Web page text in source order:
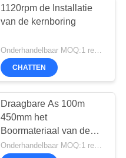
1120rpm de Installatie
van de kernboring
CHATTEN
Draagbare As 100m
450mm het
Boormateriaal van de
Slagkern
Onderhandelbaar MOQ:1 reeks